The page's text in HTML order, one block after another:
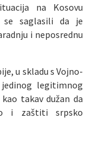
na Kosovu
se saglasili da je
i neposrednu
u skladu s Vojno-
legitimnog
takav dužan da
i zaštiti srpsko